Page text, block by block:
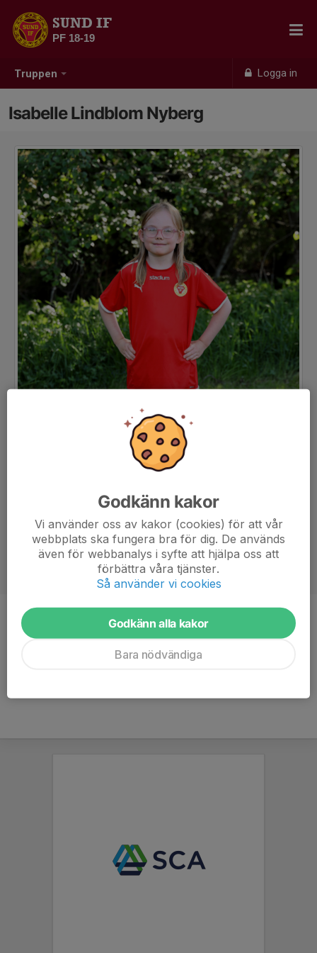
Truppen Logga in
SUND IF
PF 18-19
Isabelle Lindblom Nyberg
Position
-
Godkänn kakor
Vi använder oss av kakor (cookies) för att vår
webbplats ska fungera bra för dig. De används
även för webbanalys i syfte att hjälpa oss att
förbättra våra tjänster.
Så använder vi cookies
Godkänn alla kakor
Bara nödvändiga